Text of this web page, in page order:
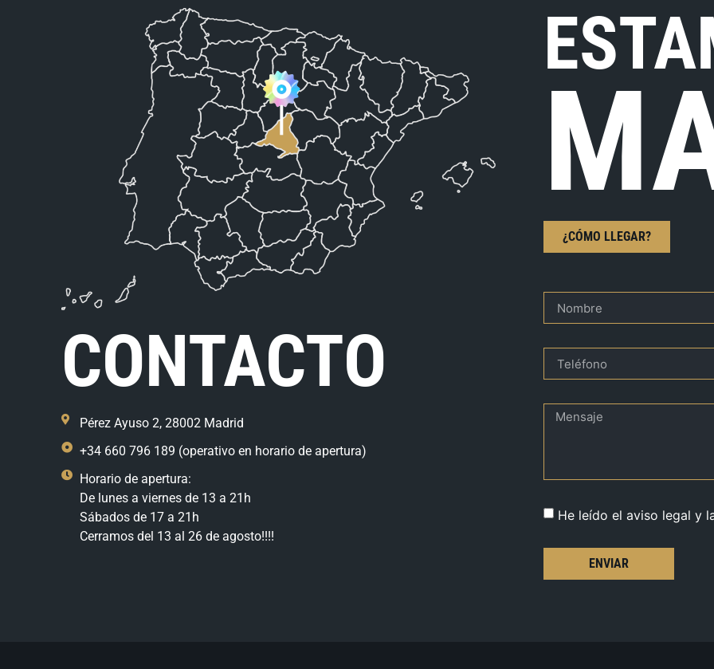
CONTACTO
Pérez Ayuso 2, 28002 Madrid
+34 660 796 189 (operativo en horario de apertura)
Horario de apertura:
De lunes a viernes de 13 a 21h
Sábados de 17 a 21h
Cerramos del 13 al 26 de agosto!!!!
¿CÓMO LLEGAR?
He leído el aviso legal y
ENVIAR